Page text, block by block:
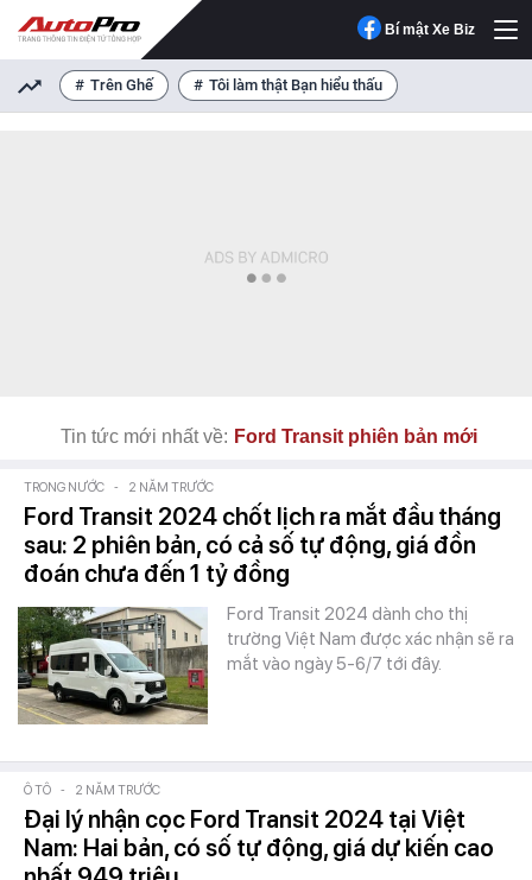
Bí mật Xe Biz
Trên Ghế Tôi làm thật Bạn hiểu thấu
Tin tức mới nhất về: Ford Transit phiên bản mới
TRONG NƯỚC - 2 NĂM TRƯỚC
Ford Transit 2024 chốt lịch ra mắt đầu tháng
sau: 2 phiên bản, có cả số tự động, giá đồn
đoán chưa đến 1 tỷ đồng
Ford Transit 2024 dành cho thị
trường Việt Nam được xác nhận sẽ ra
mắt vào ngày 5-6/7 tới đây.
Ô TÔ - 2 NĂM TRƯỚC
Đại lý nhận cọc Ford Transit 2024 tại Việt
Nam: Hai bản, có số tự động, giá dự kiến cao